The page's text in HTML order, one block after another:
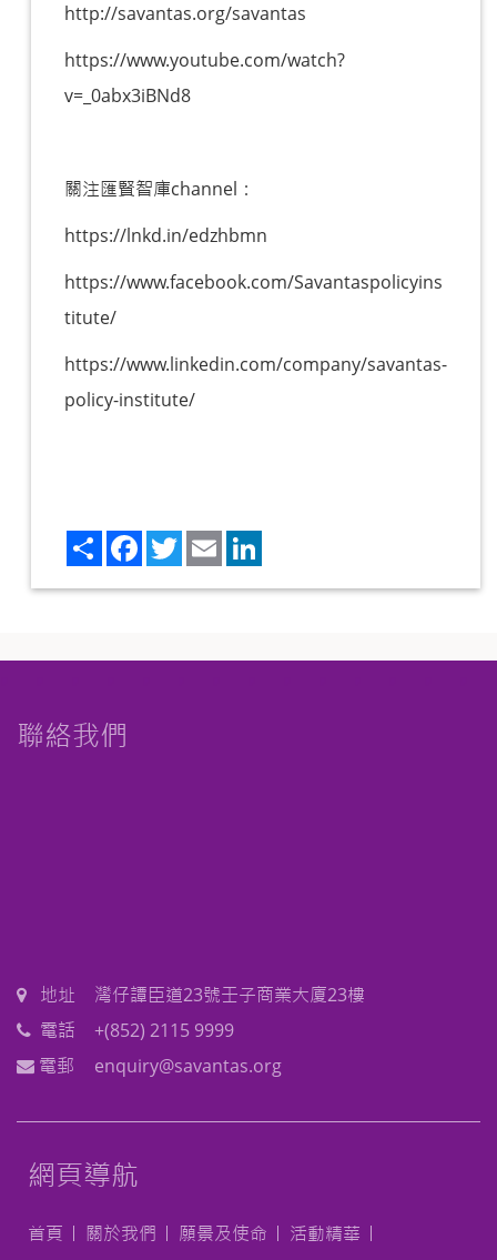
http://savantas.org/savantas
https://www.youtube.com/watch?
v=_0abx3iBNd8
關注匯賢智庫channel：
https://lnkd.in/edzhbmn
https://www.facebook.com/Savantaspolicyins
titute/
https://www.linkedin.com/company/savantas-
policy-institute/
Share FacebookTwitterEmail
聯絡我們
地址
灣仔譚臣道23號壬子商業大廈23樓
電話
+(852) 2115 9999
電郵
enquiry@savantas.org
網頁導航
首頁 關於我們 願景及使命 活動精華